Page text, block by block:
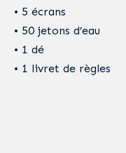
• 5 écrans
• 50 jetons d’eau
• 1 dé
• 1 livret de règles